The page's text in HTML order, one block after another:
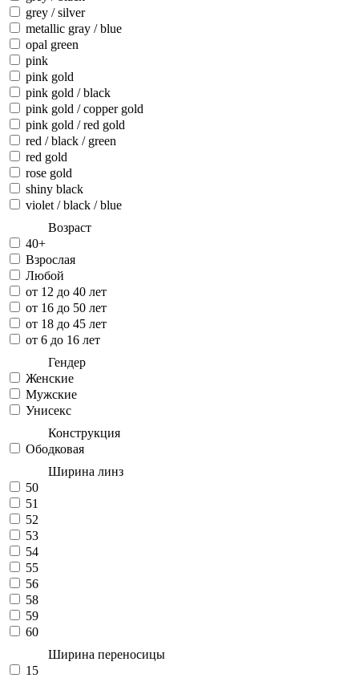
grey / silver
metallic gray / blue
opal green
pink
pink gold
pink gold / black
pink gold / copper gold
pink gold / red gold
red / black / green
red gold
rose gold
shiny black
violet / black / blue
Возраст
40+
Взрослая
Любой
от 12 до 40 лет
от 16 до 50 лет
от 18 до 45 лет
от 6 до 16 лет
Гендер
Женские
Мужские
Унисекс
Конструкция
Ободковая
Ширина линз
50
51
52
53
54
55
56
58
59
60
Ширина переносицы
15